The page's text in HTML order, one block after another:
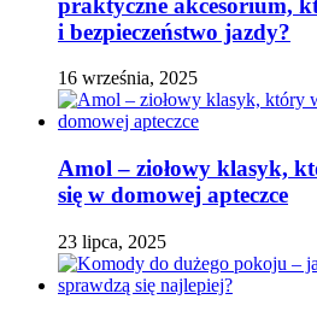
i bezpieczeństwo jazdy?
16 września, 2025
Amol – ziołowy klasyk,
się w domowej apteczce
23 lipca, 2025